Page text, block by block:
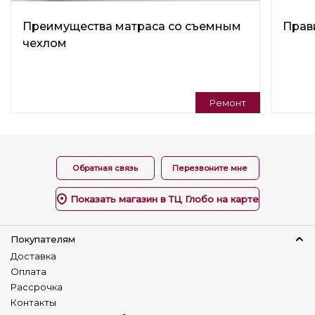
Емкость для постельных принадлежностей
Нет
Отсутствуют
Количество сидячих мест
2
Назначение
Преимущества матраса со съемным
чехлом
Ремонт
Обратная связь Перезвоните мне
Показать магазин в ТЦ Глобо на карте
Покупателям
Доставка
Оплата
Рассрочка
Контакты